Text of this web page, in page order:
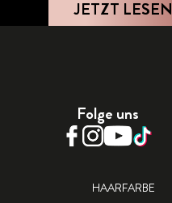
JETZT LESEN
Folge uns
HAARFARBE